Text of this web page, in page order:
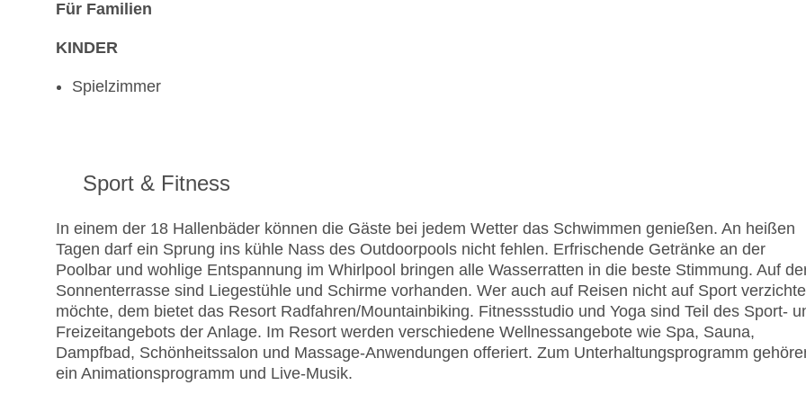
Für Familien
KINDER
Spielzimmer
Sport & Fitness
In einem der 18 Hallenbäder können die Gäste bei jedem Wetter das Schwimmen genießen. An heißen
Tagen darf ein Sprung ins kühle Nass des Outdoorpools nicht fehlen. Erfrischende Getränke an der
Poolbar und wohlige Entspannung im Whirlpool bringen alle Wasserratten in die beste Stimmung. Auf
Sonnenterrasse sind Liegestühle und Schirme vorhanden. Wer auch auf Reisen nicht auf Sport
möchte, dem bietet das Resort Radfahren/Mountainbiking. Fitnessstudio und Yoga sind Teil des Sport-
Freizeitangebots der Anlage. Im Resort werden verschiedene Wellnessangebote wie Spa, Sauna,
Dampfbad, Schönheitssalon und Massage-Anwendungen offeriert. Zum Unterhaltungsprogramm
ein Animationsprogramm und Live-Musik.